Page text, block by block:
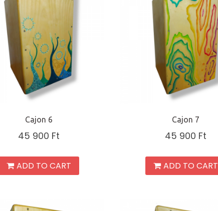
Cajon 6
45 900 Ft
ADD TO CART
Cajon 7
45 900 Ft
ADD TO CART